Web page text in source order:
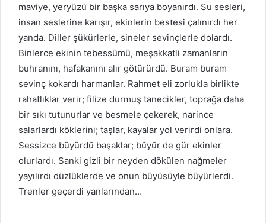
maviye, yeryüzü bir başka sarıya boyanırdı. Su sesleri,
insan seslerine karışır, ekinlerin bestesi çalınırdı her
yanda. Diller şükürlerle, sineler sevinçlerle dolardı.
Binlerce ekinin tebessümü, meşakkatli zamanların
buhranını, hafakanını alır götürürdü. Buram buram
sevinç kokardı harmanlar. Rahmet eli zorlukla birlikte
rahatlıklar verir; filize durmuş tanecikler, toprağa daha
bir sıkı tutunurlar ve besmele çekerek, narince
salarlardı köklerini; taşlar, kayalar yol verirdi onlara.
Sessizce büyürdü başaklar; büyür de gür ekinler
olurlardı. Sanki gizli bir neyden dökülen nağmeler
yayılırdı düzlüklerde ve onun büyüsüyle büyürlerdi.
Trenler geçerdi yanlarından…